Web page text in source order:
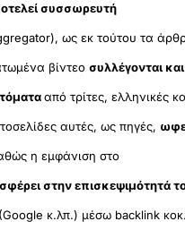
συσσωρευτή
ως εκ τούτου τα
βίντεοσυλλέγονται και
από τρίτες, ελληνικές
αυτές, ως πηγές,
η εμφάνιση στο
στην επισκεψιμότητά
(Google κ.λπ.) μέσω backlink κοκ.